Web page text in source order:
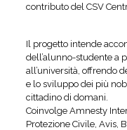
contributo del CSV
Il progetto intende
dell’alunno-studente a
all’università, offrendo
e lo sviluppo dei più
cittadino di domani.
Coinvolge Amnesty
Protezione Civile, Avis,